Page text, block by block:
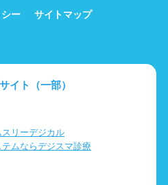
ー サイトマップ
イト（一部）
リーデジカル
ムならデジスマ診療